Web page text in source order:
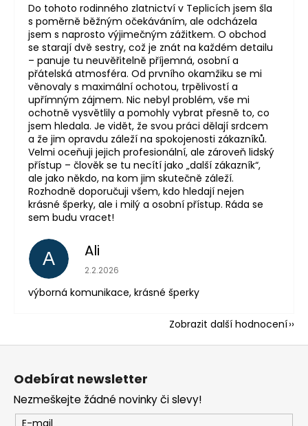
Do tohoto rodinného zlatnictví v Teplicích jsem šla
s poměrně běžným očekáváním, ale odcházela
jsem s naprosto výjimečným zážitkem. O obchod
se starají dvě sestry, což je znát na každém detailu
– panuje tu neuvěřitelně příjemná, osobní a
přátelská atmosféra. Od prvního okamžiku se mi
věnovaly s maximální ochotou, trpělivostí a
upřímným zájmem. Nic nebyl problém, vše mi
ochotně vysvětlily a pomohly vybrat přesně to, co
jsem hledala. Je vidět, že svou práci dělají srdcem
a že jim opravdu záleží na spokojenosti zákazníků.
Velmi oceňuji jejich profesionální, ale zároveň lidský
přístup – člověk se tu necítí jako „další zákazník“,
ale jako někdo, na kom jim skutečně záleží.
Rozhodně doporučuji všem, kdo hledají nejen
krásné šperky, ale i milý a osobní přístup. Ráda se
sem budu vracet!
A Ali
Hodnocení obchodu je 5 z 5 hvězdiček.
2.2.2026
výborná komunikace, krásné šperky
Zobrazit další hodnocení
Z
Odebírat newsletter
Nezmeškejte žádné novinky či slevy!